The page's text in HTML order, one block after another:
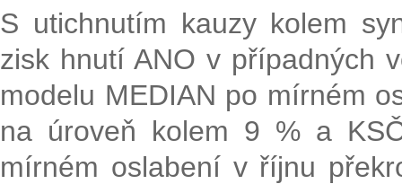
S utichnutím kauzy kolem
zisk hnutí ANO v případných
modelu MEDIAN po mírném
na úroveň kolem 9 % a
mírném oslabení v říjnu